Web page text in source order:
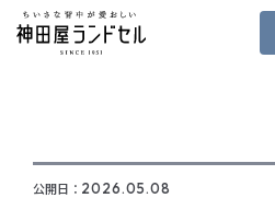
公開日： 2026.05.08